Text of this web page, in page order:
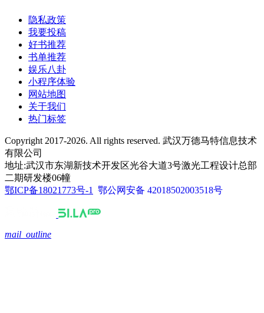
隐私政策
我要投稿
好书推荐
书单推荐
娱乐八卦
小程序体验
网站地图
关于我们
热门标签
Copyright 2017-2026. All rights reserved. 武汉万德马特信息技术
有限公司
地址:武汉市东湖新技术开发区光谷大道3号激光工程设计总部
二期研发楼06幢
鄂ICP备18021773号-1 鄂公网安备 42018502003518号
mail_outline